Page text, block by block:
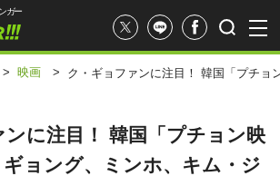
ガー
> 映画 > ク・ギョファンに注目！ 韓国「プチョ
ンに注目！ 韓国「プチョン映
ョング、ミンホ、キム・ジ